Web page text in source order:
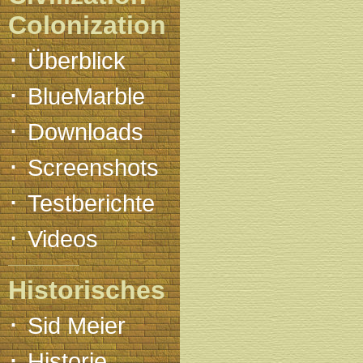
Colonization
·Überblick
·BlueMarble
·Downloads
·Screenshots
·Testberichte
·Videos
Historisches
·Sid Meier